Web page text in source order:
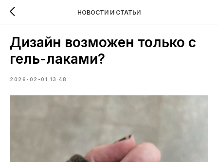
НОВОСТИ И СТАТЬИ
Дизайн возможен только с
гель-лаками?
2026-02-01 13:48